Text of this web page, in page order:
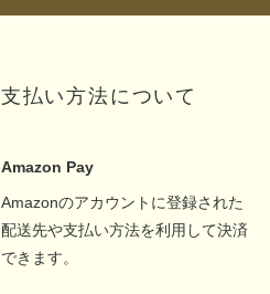
支払い方法について
Amazon Pay
Amazonのアカウントに登録された
配送先や支払い方法を利用して決済
できます。